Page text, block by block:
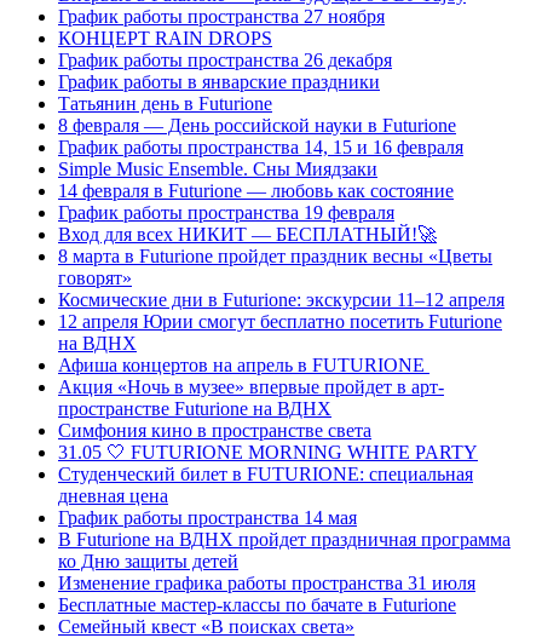
График работы пространства 27 ноября
КОНЦЕРТ RAIN DROPS
График работы пространства 26 декабря
График работы в январские праздники
Татьянин день в Futurione
8 февраля — День российской науки в Futurione
График работы пространства 14, 15 и 16 февраля
Simple Music Ensemble. Сны Миядзаки
14 февраля в Futurione — любовь как состояние
График работы пространства 19 февраля
Вход для всех НИКИТ — БЕСПЛАТНЫЙ!🚀
8 марта в Futurione пройдет праздник весны «Цветы
говорят»
Космические дни в Futurione: экскурсии 11–12 апреля
12 апреля Юрии смогут бесплатно посетить Futurione
на ВДНХ
Афиша концертов на апрель в FUTURIONE
Акция «Ночь в музее» впервые пройдет в арт-
пространстве Futurione на ВДНХ
Симфония кино в пространстве света
31.05 🤍 FUTURIONE MORNING WHITE PARTY
Студенческий билет в FUTURIONE: специальная
дневная цена
График работы пространства 14 мая
В Futurione на ВДНХ пройдет праздничная программа
ко Дню защиты детей
Изменение графика работы пространства 31 июля
Бесплатные мастер-классы по бачате в Futurione
Семейный квест «В поисках света»